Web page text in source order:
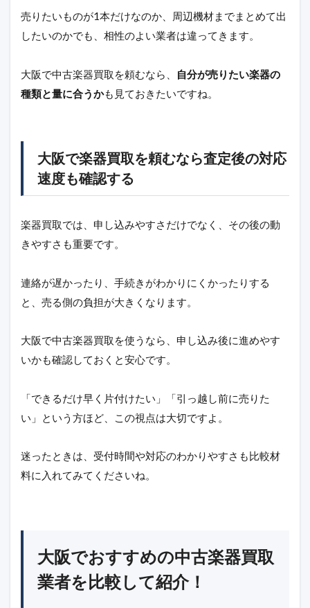
売りたいものが1本だけなのか、周辺機材までまとめて出
したいのかでも、相性のよい業者は違ってきます。
大阪で中古楽器買取を頼むなら、
自分が売りたい楽器の
種類と量に合うかも見ておきたいですね。
大阪で楽器買取を頼むなら査定後の対応
速度も確認する
楽器買取では、申し込みやすさだけでなく、その後の動
きやすさも重要です。
連絡が遅かったり、手続きがわかりにくかったりする
と、売る側の負担が大きくなります。
大阪で中古楽器買取を使うなら、申し込み後に進めやす
いかも確認しておくと安心です。
「できるだけ早く片付けたい」「引っ越し前に売りた
い」という方ほど、この視点は大切ですよ。
迷ったときは、受付時間や対応のわかりやすさも比較材
料に入れてみてくださいね。
大阪でおすすめの中古楽器買取
業者を比較して紹介！